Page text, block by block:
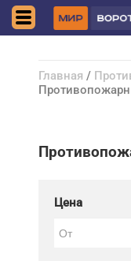
Главная /
Цена